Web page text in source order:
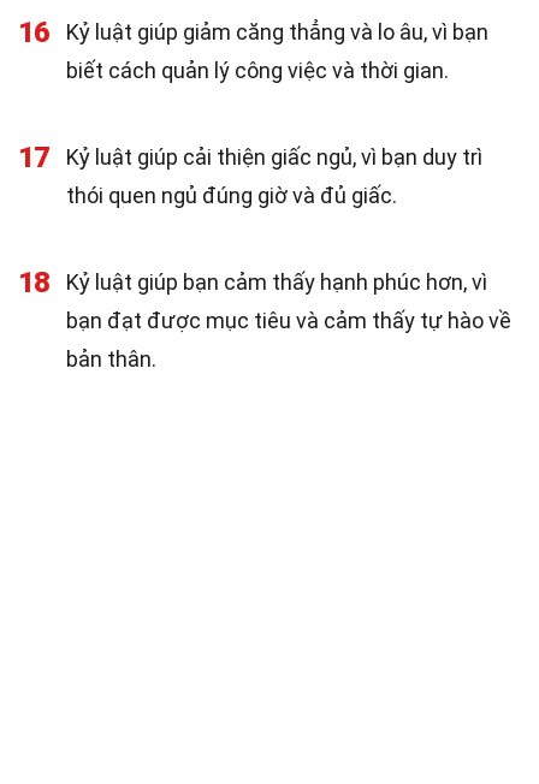
16
Kỷ luật giúp giảm căng thẳng và lo âu, vì bạn
biết cách quản lý công việc và thời gian.
17
Kỷ luật giúp cải thiện giấc ngủ, vì bạn duy trì
thói quen ngủ đúng giờ và đủ giấc.
18
Kỷ luật giúp bạn cảm thấy hạnh phúc hơn, vì
bạn đạt được mục tiêu và cảm thấy tự hào về
bản thân.